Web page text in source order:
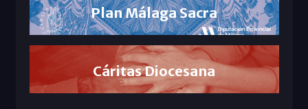
Plan Málaga Sacra
Cáritas Diocesana